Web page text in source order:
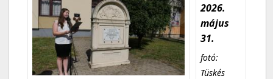
2026.
május
31.
fotó:
Tüskés